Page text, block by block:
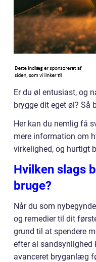
Er du øl entusiast, og
brygge dit eget øl? Så
Her kan du nemlig få
mere information om
virkelighed, og hurtigt
Hvilken slags
bruge?
Når du som
og remedier til dit
grund til at spendere
efter al
avanceret bryganlæg